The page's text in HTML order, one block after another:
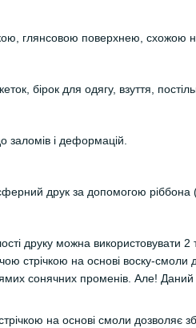
глянсовою поверхнею, схожою
бірок для одягу, взуття,
заломів і деформацій.
друк за допомогою ріббона
друку можна використовувати 2
стрічкою на основі воску-смоли
сонячних променів. Але! Даний
на основі смоли дозволяє